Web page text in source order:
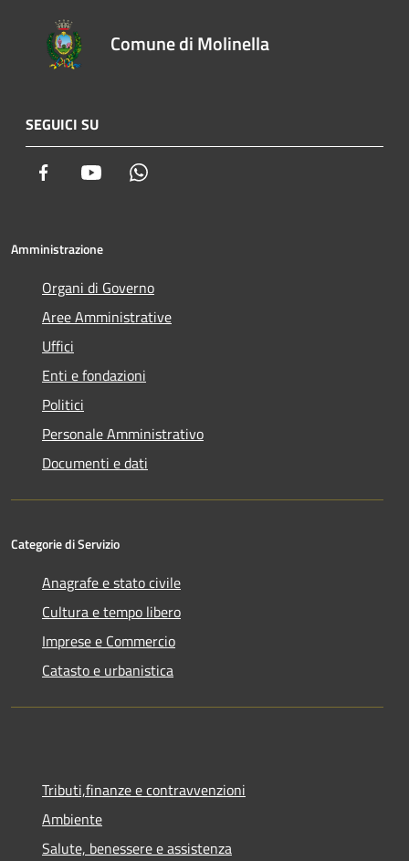
Comune di Molinella
SEGUICI SU
Facebook Youtube
Amministrazione
Organi di Governo
Aree Amministrative
Uffici
Enti e fondazioni
Politici
Personale Amministrativo
Documenti e dati
Categorie di Servizio
Anagrafe e stato civile
Cultura e tempo libero
Imprese e Commercio
Catasto e urbanistica
Tributi,finanze e contravvenzioni
Ambiente
Salute, benessere e assistenza